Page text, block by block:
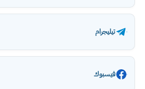
تيليجرام
فيسبوك